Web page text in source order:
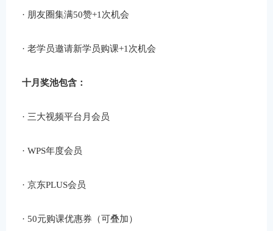
· 朋友圈集满50赞+1次机会
· 老学员邀请新学员购课+1次机会
十月奖池包含：
· 三大视频平台月会员
· WPS年度会员
· 京东PLUS会员
· 50元购课优惠券（可叠加）